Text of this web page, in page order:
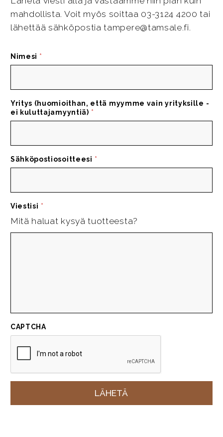
mahdollista. Voit myös soittaa 03-3124 4200 tai
lähettää sähköpostia tampere@tamsale.fi.
Nimesi *
Yritys (huomioithan, että myymme vain yrityksille -
ei kuluttajamyyntiä) *
Sähköpostiosoitteesi *
Viestisi *
Mitä haluat kysyä tuotteesta?
CAPTCHA